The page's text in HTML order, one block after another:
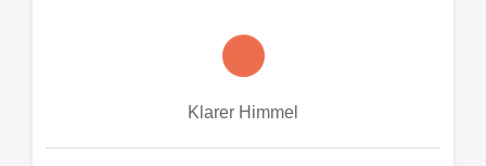
Klarer Himmel